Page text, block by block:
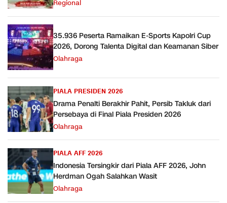
Regional
35.936 Peserta Ramaikan E-Sports Kapolri Cup
2026, Dorong Talenta Digital dan Keamanan Siber
Olahraga
PIALA PRESIDEN 2026
Drama Penalti Berakhir Pahit, Persib Takluk dari
Persebaya di Final Piala Presiden 2026
Olahraga
PIALA AFF 2026
Indonesia Tersingkir dari Piala AFF 2026, John
Herdman Ogah Salahkan Wasit
Olahraga